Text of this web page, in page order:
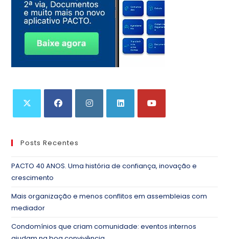
Posts Recentes
PACTO 40 ANOS. Uma história de confiança, inovação e
crescimento
Mais organização e menos conflitos em assembleias com
mediador
Condomínios que criam comunidade: eventos internos